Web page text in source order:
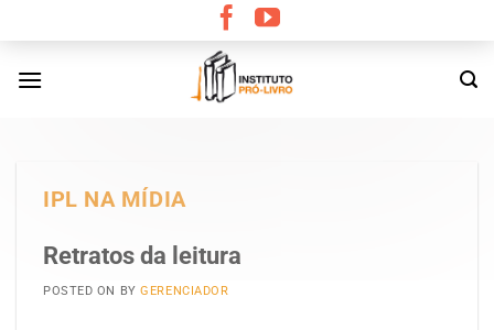
content
IPL NA MÍDIA
Retratos da leitura
POSTED ON BYGERENCIADOR